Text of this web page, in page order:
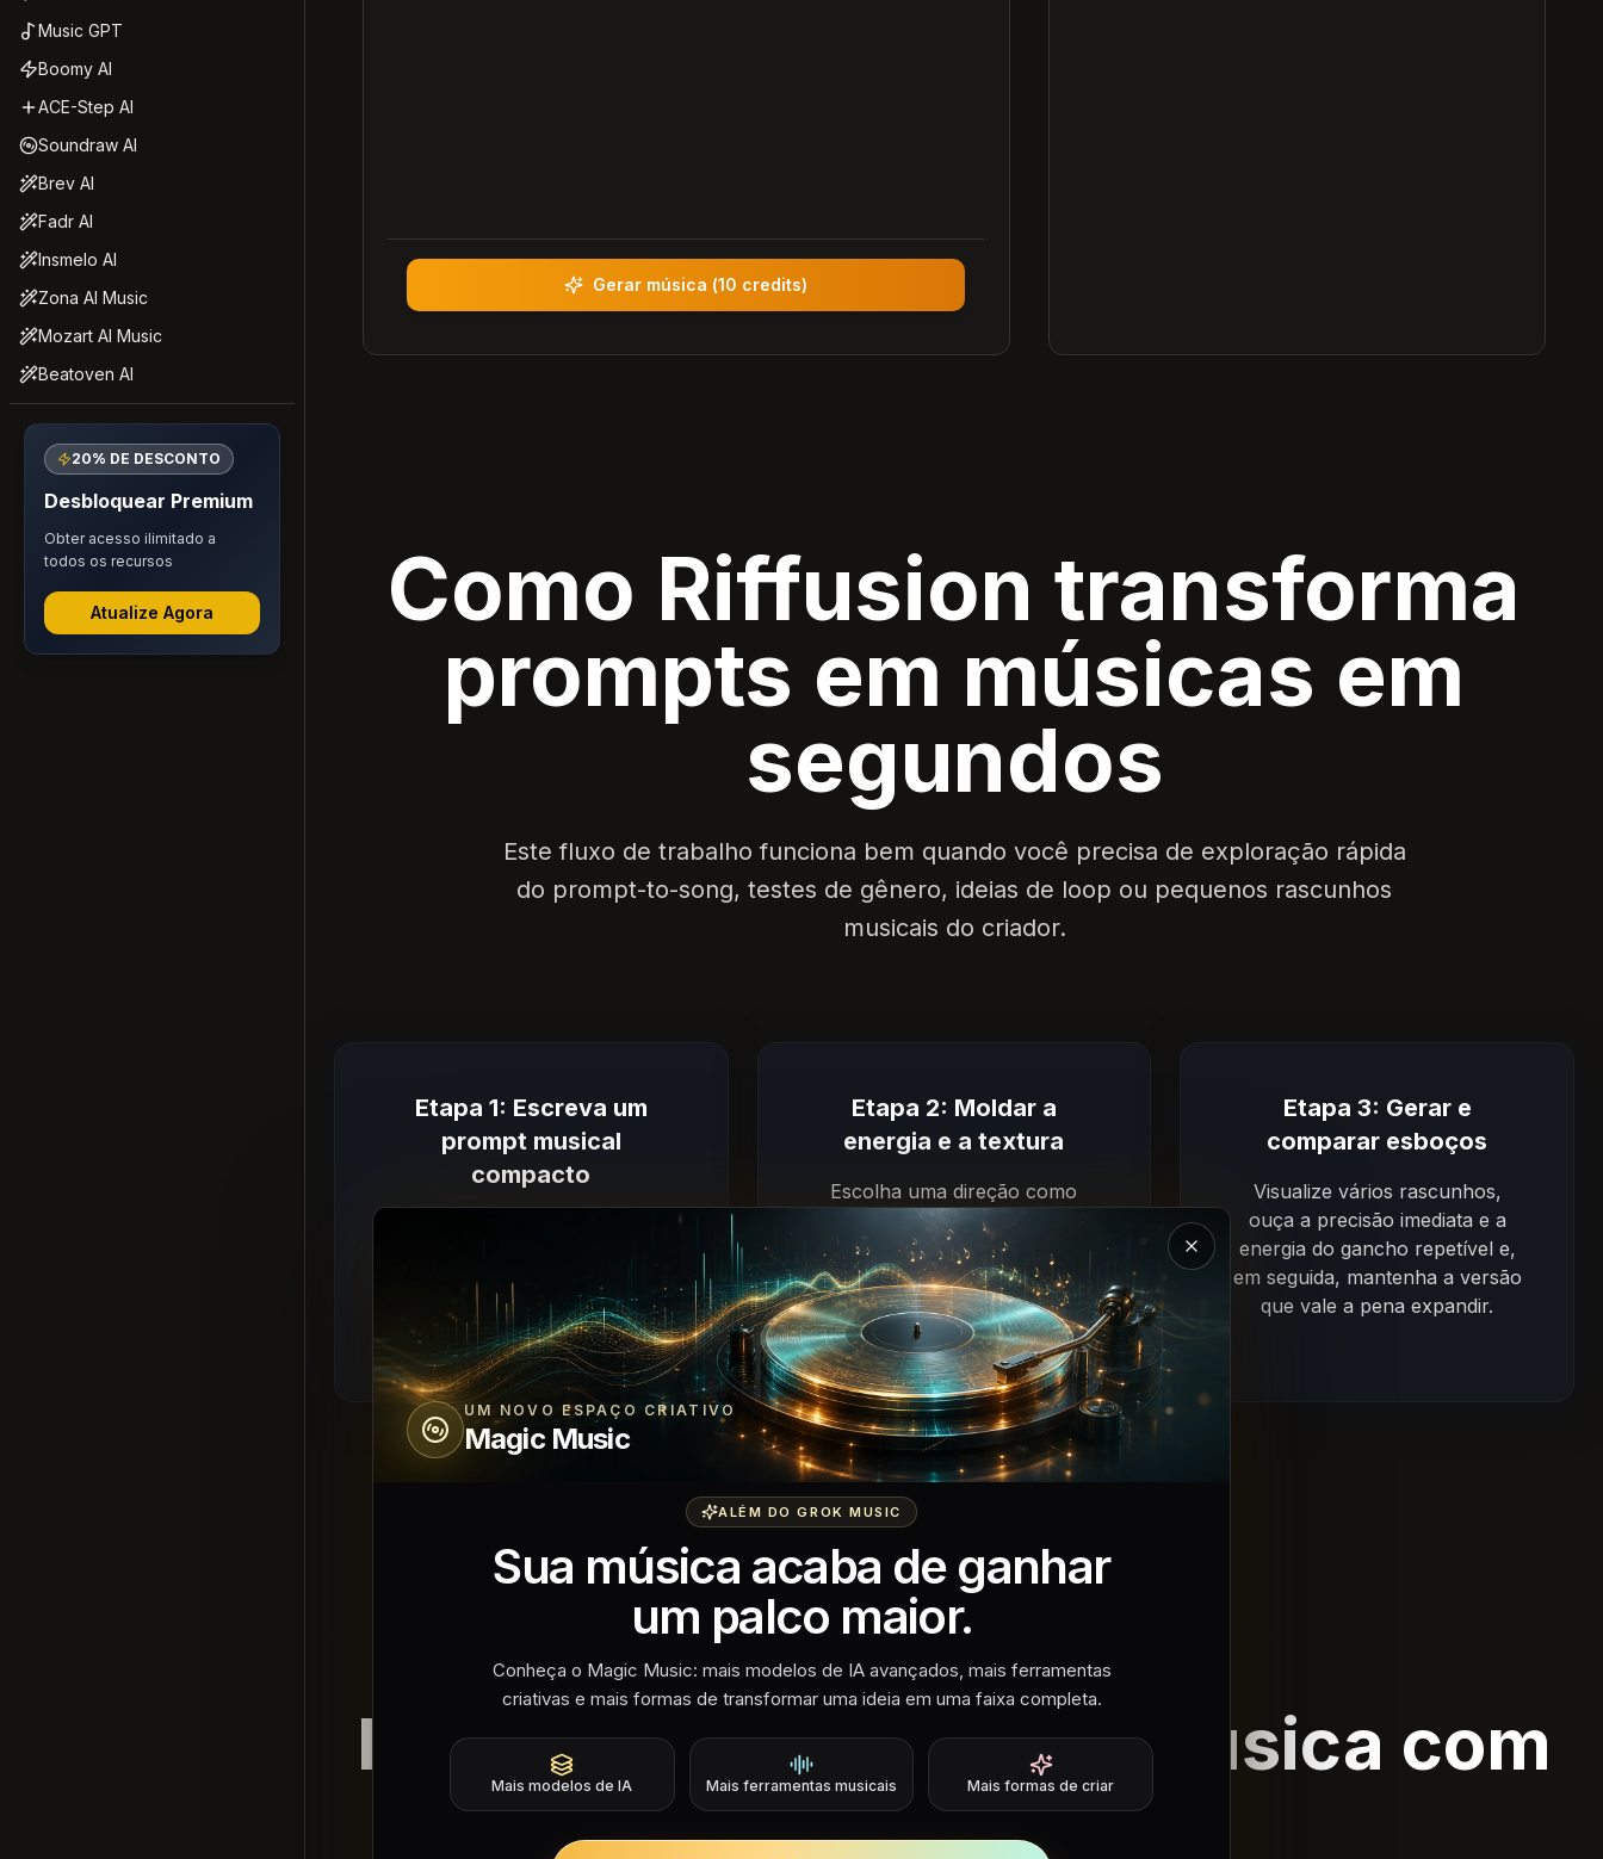
Music GPT
Boomy AI
ACE-Step AI
Soundraw AI
Brev AI
Fadr AI
Insmelo AI
Zona AI Music
Mozart AI Music
Beatoven AI
20% DE DESCONTO
Desbloquear Premium
Obter acesso ilimitado a
todos os recursos
Atualize Agora
Gerar música (10 credits)
Como Riffusion transforma
prompts em músicas em
segundos
Este fluxo de trabalho funciona bem quando você precisa de exploração rápida
do prompt-to-song, testes de gênero, ideias de loop ou pequenos rascunhos
musicais do criador.
Etapa 1: Escreva um
prompt musical
compacto
textura do loop para que o
gerador tenha um alvo musical
claro.
Etapa 2: Moldar a
energia e a textura
Escolha uma direção como
vocal, instrumental, eletrônica,
indie, cinematográfica ou lo-fi e
adicione detalhes sobre ritmo e
atmosfera.
Etapa 3: Gerar e
comparar esboços
Visualize vários rascunhos,
ouça a precisão imediata e a
energia do gancho repetível e,
em seguida, mantenha a versão
que vale a pena expandir.
Ideias de prompt para música com
Riffusion AI
UM NOVO ESPAÇO CRIATIVO
Magic Music
ALÉM DO GROK MUSIC
Sua música acaba de ganhar
um palco maior.
Conheça o Magic Music: mais modelos de IA avançados, mais ferramentas
criativas e mais formas de transformar uma ideia em uma faixa completa.
Mais modelos de IA Mais ferramentas musicais Mais formas de criar
Fechar a apresentação do Magic Music